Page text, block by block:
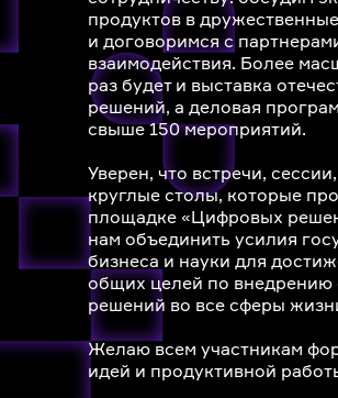
продуктов в
и договоримся с
взаимодействия. Более
раз будет и выставка
решений, а деловая
свыше 150 мероприятий.
Уверен, что встречи,
круглые столы, которые
площадке «Цифровых
нам объединить усилия
бизнеса и науки для
общих целей по внедрению
решений во все сферы
Желаю всем участникам
идей и продуктивной